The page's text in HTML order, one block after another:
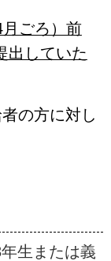
ごろ）前
出していた
の方に対し
生または義